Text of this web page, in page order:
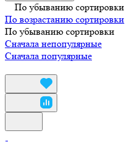
По убыванию сортировки
По возрастанию сортировки
По убыванию сортировки
Сначала непопулярные
Сначала популярные